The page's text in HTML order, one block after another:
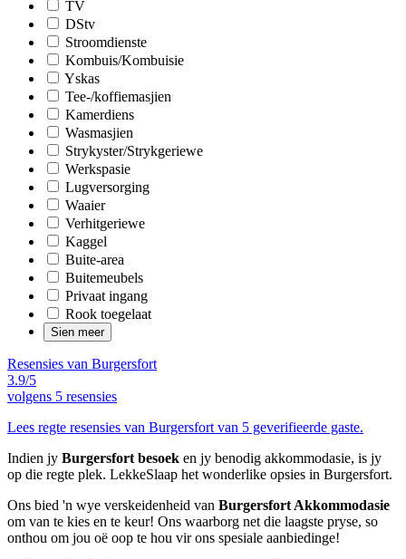
TV
DStv
Stroomdienste
Kombuis/Kombuisie
Yskas
Tee-/koffiemasjien
Kamerdiens
Wasmasjien
Strykyster/Strykgeriewe
Werkspasie
Lugversorging
Waaier
Verhitgeriewe
Kaggel
Buite-area
Buitemeubels
Privaat ingang
Rook toegelaat
Sien meer
Resensies van Burgersfort
3.9/5
volgens 5 resensies
Lees regte resensies van Burgersfort van 5 geverifieerde gaste.
Indien jy Burgersfort besoek en jy benodig akkommodasie, is jy
op die regte plek. LekkeSlaap het wonderlike opsies in Burgersfort.
Ons bied 'n wye verskeidenheid van Burgersfort Akkommodasie
om van te kies en te keur! Ons waarborg net die laagste pryse, so
onthou om jou oë oop te hou vir ons spesiale aanbiedinge!